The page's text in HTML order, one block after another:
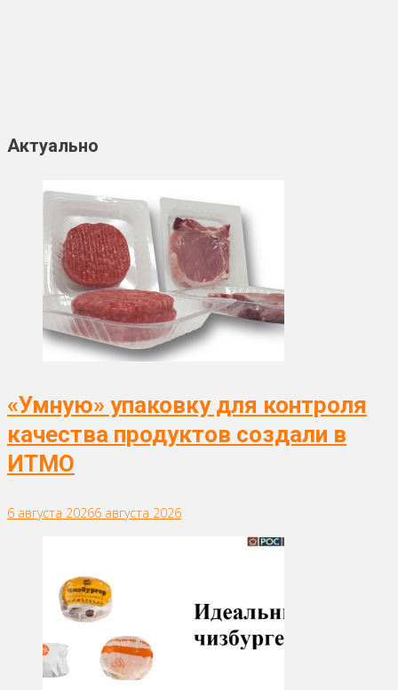
Актуально
«Умную» упаковку для контроля
качества продуктов создали в
ИТМО
6 августа 20266 августа 2026